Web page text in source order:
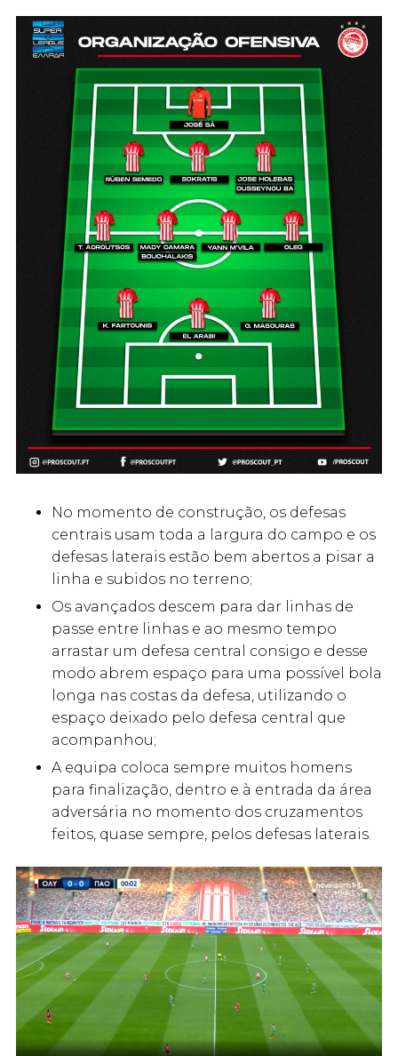
No momento de construção, os defesas
centrais usam toda a largura do campo e os
defesas laterais estão bem abertos a pisar a
linha e subidos no terreno;
Os avançados descem para dar linhas de
passe entre linhas e ao mesmo tempo
arrastar um defesa central consigo e desse
modo abrem espaço para uma possível bola
longa nas costas da defesa, utilizando o
espaço deixado pelo defesa central que
acompanhou;
A equipa coloca sempre muitos homens
para finalização, dentro e à entrada da área
adversária no momento dos cruzamentos
feitos, quase sempre, pelos defesas laterais.